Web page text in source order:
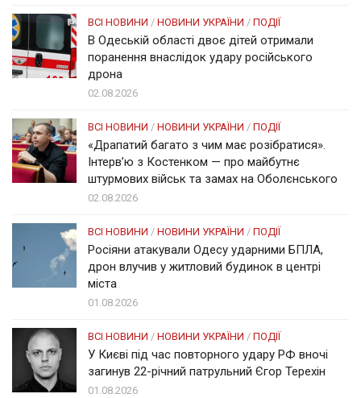
ВСІ НОВИНИ / НОВИНИ УКРАЇНИ / ПОДІЇ
В Одеській області двоє дітей отримали
поранення внаслідок удару російського
дрона
02.08.2026
ВСІ НОВИНИ / НОВИНИ УКРАЇНИ / ПОДІЇ
«Драпатий багато з чим має розібратися».
Інтерв’ю з Костенком — про майбутнє
штурмових військ та замах на Оболєнського
02.08.2026
ВСІ НОВИНИ / НОВИНИ УКРАЇНИ / ПОДІЇ
Росіяни атакували Одесу ударними БПЛА,
дрон влучив у житловий будинок в центрі
міста
01.08.2026
ВСІ НОВИНИ / НОВИНИ УКРАЇНИ / ПОДІЇ
У Києві під час повторного удару РФ вночі
загинув 22-річний патрульний Єгор Терехін
01.08.2026